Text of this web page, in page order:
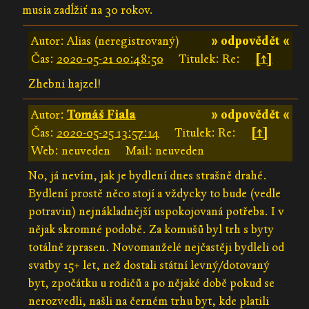
musia zadĺžiť na 30 rokov.
» odpovědět «
Autor: Alias (neregistrovaný)
Čas: 2020-05-21 00:48:50 Titulek: Re:
[↑]
Zhebni hajzel!
» odpovědět «
Autor: Tomáš Fiala
Čas: 2020-05-25 13:57:14 Titulek: Re:
[↑]
Web: neuveden
Mail: neuveden
No, já nevím, jak je bydlení dnes strašně drahé.
Bydlení prostě něco stojí a vždycky to bude (vedle
potravin) nejnákladnější uspokojovaná potřeba. I v
nějak skromné podobě. Za komušů byl trh s byty
totálně zprasen. Novomanželé nejčastěji bydleli od
svatby 15+ let, než dostali státní levný/dotovaný
byt, zpočátku u rodičů a po nějaké době pokud se
nerozvedli, našli na černém trhu byt, kde platili